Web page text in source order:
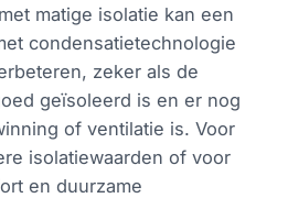
matige isolatie kan een
condensatietechnologie
zeker als de
geïsoleerd is en er nog
of ventilatie is. Voor
isolatiewaarden of voor
en duurzame